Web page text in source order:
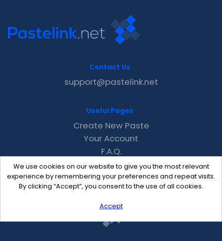
We use cookies on our website to give you the most relevant
experience by remembering your preferences and repeat visits.
By clicking “Accept”, you consent to the use of all cookies.
Accept
Contact Us
support@pastelink.net
Useful Pages
Create New Paste
Your Account
F.A.Q.
Recent
Contact